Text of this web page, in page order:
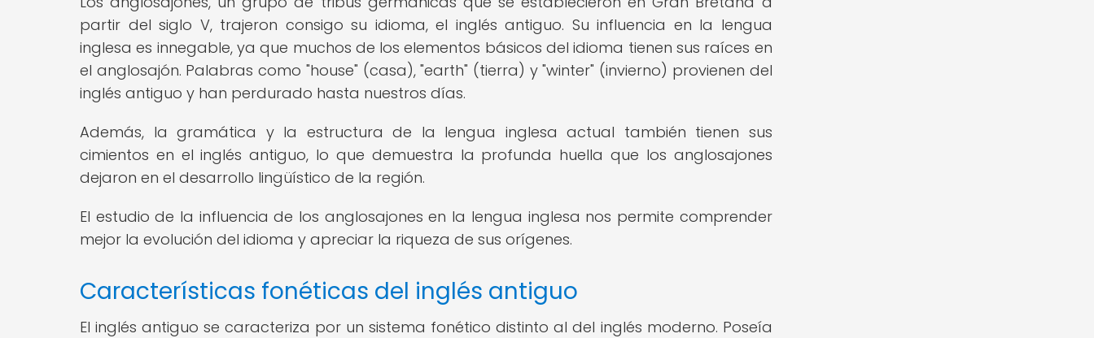
partir del siglo V, trajeron consigo su idioma, el inglés antiguo. Su influencia en la lengua
inglesa es innegable, ya que muchos de los elementos básicos del idioma tienen sus raíces en
el anglosajón. Palabras como "house" (casa), "earth" (tierra) y "winter" (invierno) provienen del
inglés antiguo y han perdurado hasta nuestros días.
Además, la gramática y la estructura de la lengua inglesa actual también tienen sus
cimientos en el inglés antiguo, lo que demuestra la profunda huella que los anglosajones
dejaron en el desarrollo lingüístico de la región.
El estudio de la influencia de los anglosajones en la lengua inglesa nos permite comprender
mejor la evolución del idioma y apreciar la riqueza de sus orígenes.
Características fonéticas del inglés antiguo
El inglés antiguo se caracteriza por un sistema fonético distinto al del inglés moderno. Poseía